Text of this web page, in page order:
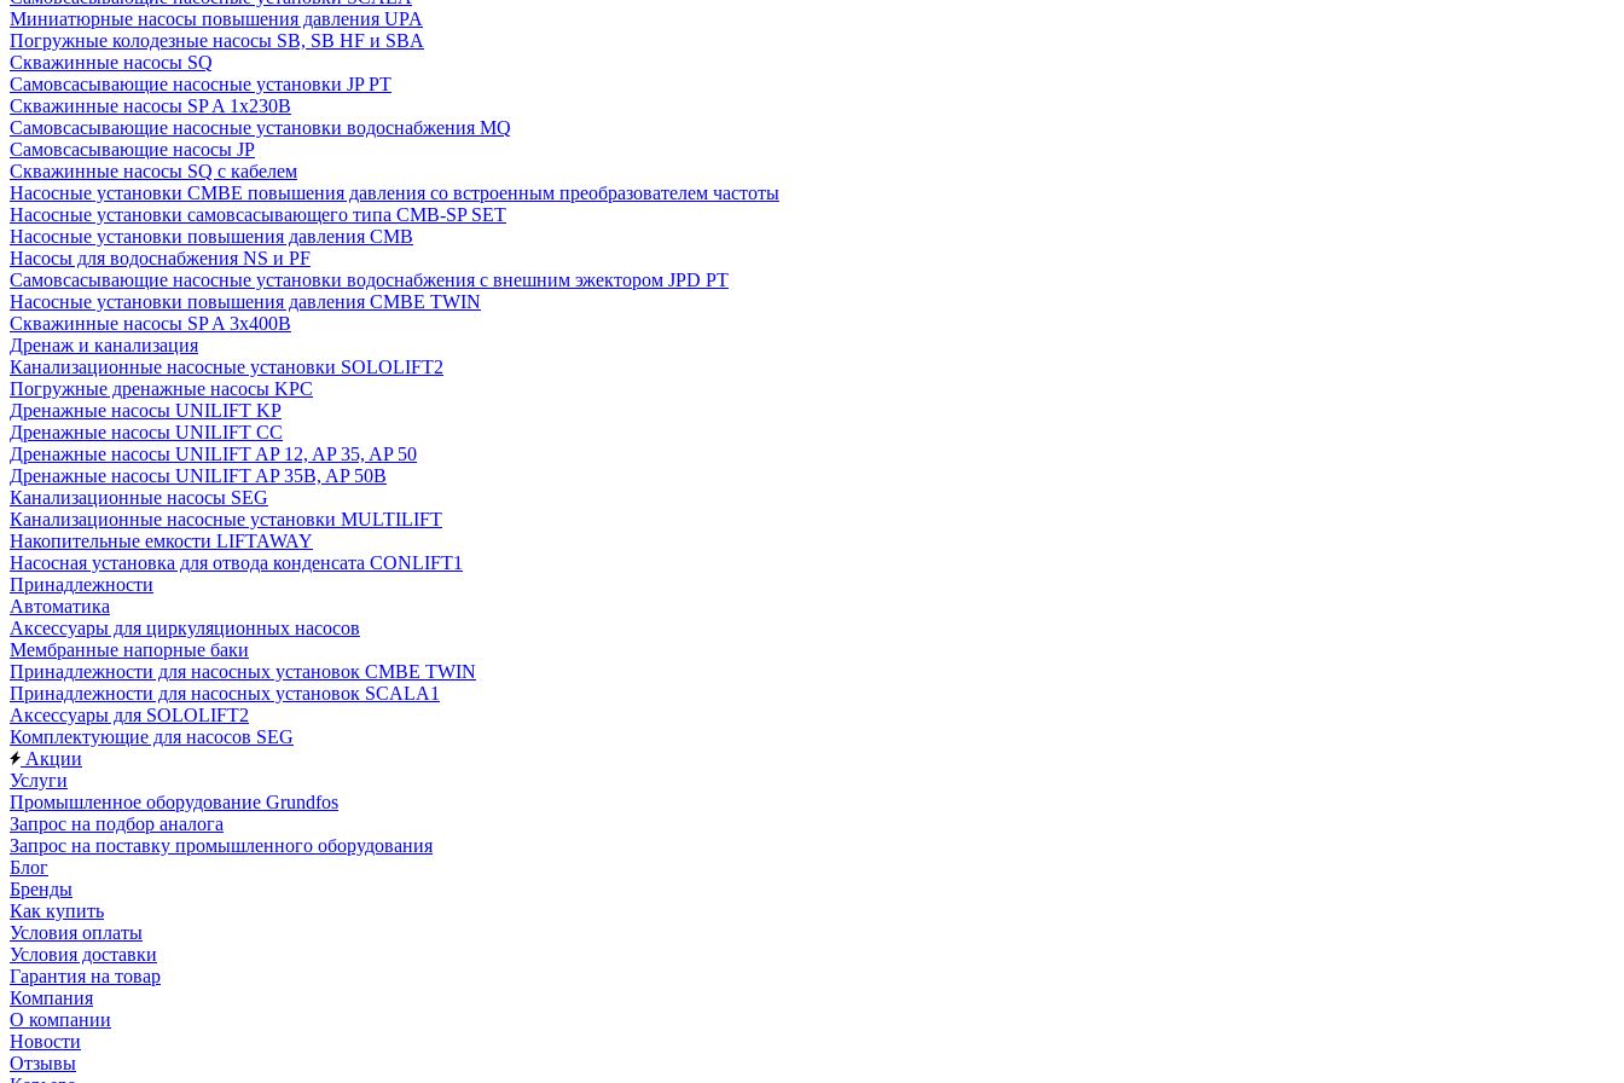
Миниатюрные насосы повышения давления UPA
Погружные колодезные насосы SB, SB HF и SBA
Скважинные насосы SQ
Самовсасывающие насосные установки JP PT
Скважинные насосы SP A 1x230В
Самовсасывающие насосные установки водоснабжения MQ
Самовсасывающие насосы JP
Скважинные насосы SQ с кабелем
Насосные установки CMBE повышения давления со встроенным преобразователем частоты
Насосные установки самовсасывающего типа CMB-SP SET
Насосные установки повышения давления CMB
Насосы для водоснабжения NS и PF
Самовсасывающие насосные установки водоснабжения с внешним эжектором JPD PT
Насосные установки повышения давления CMBE TWIN
Скважинные насосы SP A 3x400В
Дренаж и канализация
Канализационные насосные установки SOLOLIFT2
Погружные дренажные насосы KPC
Дренажные насосы UNILIFT KP
Дренажные насосы UNILIFT CC
Дренажные насосы UNILIFT AP 12, AP 35, AP 50
Дренажные насосы UNILIFT AP 35B, AP 50B
Канализационные насосы SEG
Канализационные насосные установки MULTILIFT
Накопительные емкости LIFTAWAY
Насосная установка для отвода конденсата CONLIFT1
Принадлежности
Автоматика
Аксессуары для циркуляционных насосов
Мембранные напорные баки
Принадлежности для насосных установок CMBE TWIN
Принадлежности для насосных установок SCALA1
Аксессуары для SOLOLIFT2
Комплектующие для насосов SEG
Акции
Услуги
Промышленное оборудование Grundfos
Запрос на подбор аналога
Запрос на поставку промышленного оборудования
Блог
Бренды
Как купить
Условия оплаты
Условия доставки
Гарантия на товар
Компания
О компании
Новости
Отзывы